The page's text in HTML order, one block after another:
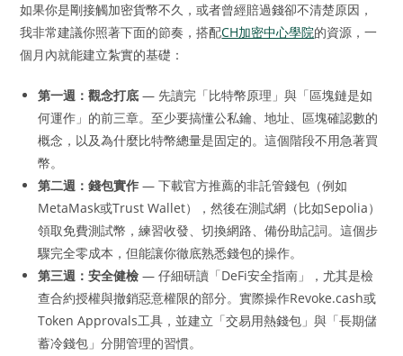
如果你是剛接觸加密貨幣不久，或者曾經賠過錢卻不清楚原因，
我非常建議你照著下面的節奏，搭配CH加密中心學院的資源，一
個月內就能建立紮實的基礎：
第一週：觀念打底 — 先讀完「比特幣原理」與「區塊鏈是如
何運作」的前三章。至少要搞懂公私鑰、地址、區塊確認數的
概念，以及為什麼比特幣總量是固定的。這個階段不用急著買
幣。
第二週：錢包實作 — 下載官方推薦的非託管錢包（例如
MetaMask或Trust Wallet），然後在測試網（比如Sepolia）
領取免費測試幣，練習收發、切換網路、備份助記詞。這個步
驟完全零成本，但能讓你徹底熟悉錢包的操作。
第三週：安全健檢 — 仔細研讀「DeFi安全指南」，尤其是檢
查合約授權與撤銷惡意權限的部分。實際操作Revoke.cash或
Token Approvals工具，並建立「交易用熱錢包」與「長期儲
蓄冷錢包」分開管理的習慣。